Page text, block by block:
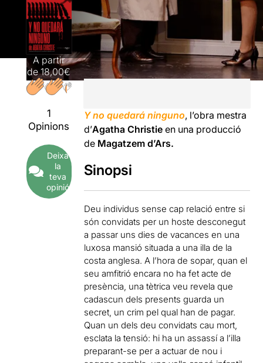
A partir
de18,00€
1
Opinions
Deixa
la
teva
opinió
Y no quedará ninguno, l’obra mestra
d’Agatha Christieen una producció
de Magatzem d’Ars.
Sinopsi
Deu individus sense cap relació entre si
són convidats per un hoste desconegut
a passar uns dies de vacances en una
luxosa mansió situada a una illa de la
costa anglesa. A l’hora de sopar, quan el
seu amfitrió encara no ha fet acte de
presència, una tètrica veu revela que
cadascun dels presents guarda un
secret, un crim pel qual han de pagar.
Quan un dels deu convidats cau mort,
esclata la tensió: hi ha un assassí a l’illa
preparant-se per a actuar de nou i